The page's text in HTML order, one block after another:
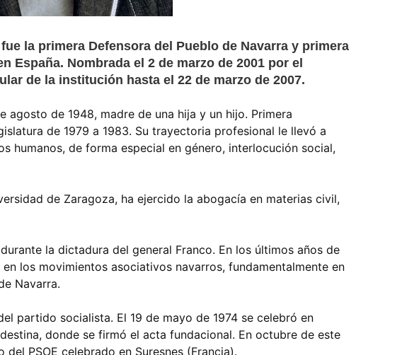
la primera Defensora del Pueblo de Navarra y primera
España. Nombrada el 2 de marzo de 2001 por el
de la institución hasta el 22 de marzo de 2007.
agosto de 1948, madre de una hija y un hijo. Primera
de 1979 a 1983. Su trayectoria profesional le llevó a
humanos, de forma especial en género, interlocución social,
de Zaragoza, ha ejercido la abogacía en materias civil,
la dictadura del general Franco. En los últimos años de
los movimientos asociativos navarros, fundamentalmente en
Navarra.
partido socialista. El 19 de mayo de 1974 se celebró en
donde se firmó el acta fundacional. En octubre de este
PSOE celebrado en Suresnes (Francia).